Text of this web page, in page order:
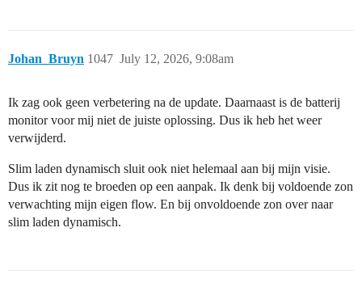
Johan_Bruyn July 12, 2026, 9:08am
1047
Ik zag ook geen verbetering na de update. Daarnaast is de batterij
monitor voor mij niet de juiste oplossing. Dus ik heb het weer
verwijderd.
Slim laden dynamisch sluit ook niet helemaal aan bij mijn visie.
Dus ik zit nog te broeden op een aanpak. Ik denk bij voldoende zon
verwachting mijn eigen flow. En bij onvoldoende zon over naar
slim laden dynamisch.